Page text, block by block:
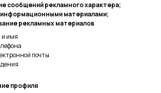
имя
почты
сообщений рекламного характера;
информационными материалами;
рекламных материалов
профиля